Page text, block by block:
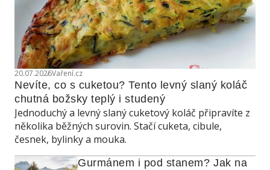
20.07.2026Vaření.cz
Nevíte, co s cuketou? Tento levný slaný koláč
chutná božsky teplý i studený
Jednoduchý a levný slaný cuketový koláč připravíte z
několika běžných surovin. Stačí cuketa, cibule,
česnek, bylinky a mouka.
Gurmánem i pod stanem? Jak na